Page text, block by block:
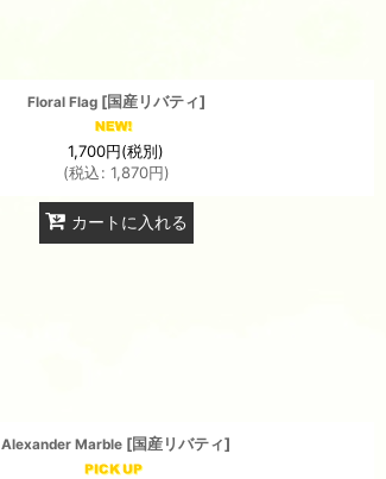
Floral Flag [国産リバティ]
1,700円(税別)
(税込: 1,870円)
カートに入れる
Alexander Marble [国産リバティ]